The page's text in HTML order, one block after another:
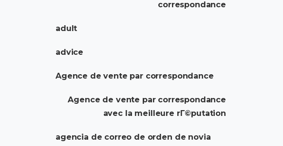
correspondance
adult
advice
Agence de vente par correspondance
Agence de vente par correspondance
avec la meilleure rГ©putation
agencia de correo de orden de novia